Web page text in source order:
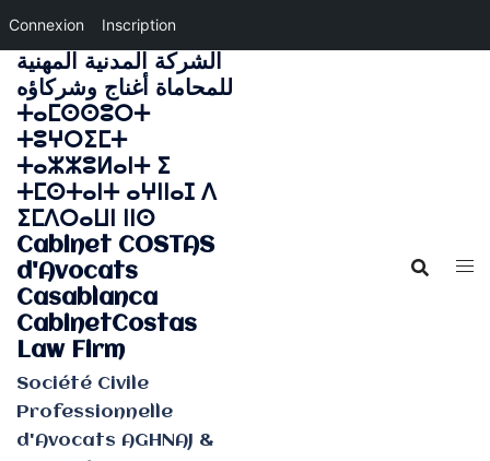
Connexion Inscription
Aller
au
contenu
الشركة المدنية المهنية
للمحاماة أغناج وشركاؤه
ⵜⴰⵎⵙⵙⵓⵔⵜ
ⵜⵓⵖⵔⵉⵎⵜ
ⵜⴰⵣⵣⵓⵍⴰⵏⵜ ⵉ
ⵜⵎⵙⵜⴰⵏⵜ ⴰⵖⵏⵏⴰⵊ ⴷ
ⵉⵎⴷⵔⴰⵡⵏ ⵏⵏⵙ
Cabinet COSTAS
d'Avocats
Casablanca
CabinetCostas
Law Firm
Société Civile
Professionnelle
d'Avocats AGHNAJ &